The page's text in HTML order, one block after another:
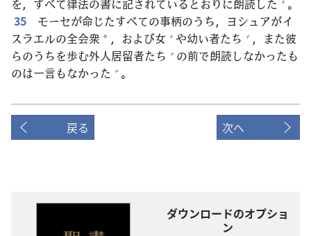
を，すべて律法の書に記されているとおりに朗読した
。
35
モーセが命じたすべての事柄のうち，ヨシュアがイ
スラエルの全会衆 * ，および女 + や幼い者たち + ，また彼
らのうちを歩む外人居留者たち + の前で朗読しなかったも
のは一言もなかった + 。
戻る 次へ
ダウンロードのオプショ
ン